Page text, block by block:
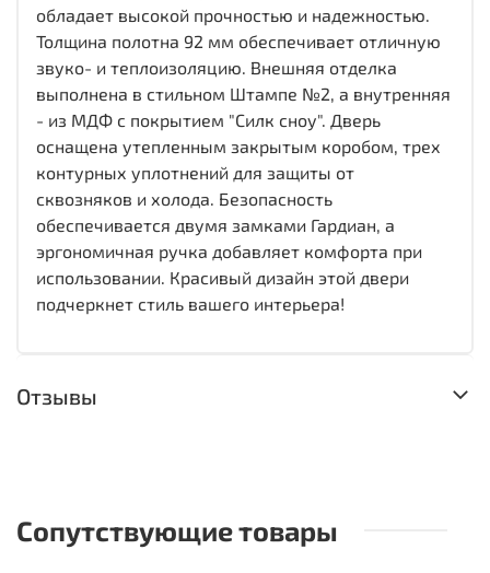
обладает высокой прочностью и надежностью.
Толщина полотна 92 мм обеспечивает отличную
звуко- и теплоизоляцию. Внешняя отделка
выполнена в стильном Штампе №2, а внутренняя
- из МДФ с покрытием "Силк сноу". Дверь
оснащена утепленным закрытым коробом, трех
контурных уплотнений для защиты от
сквозняков и холода. Безопасность
обеспечивается двумя замками Гардиан, а
эргономичная ручка добавляет комфорта при
использовании. Красивый дизайн этой двери
подчеркнет стиль вашего интерьера!
Отзывы
Сопутствующие товары